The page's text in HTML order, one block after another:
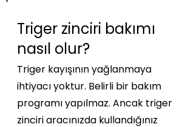
Triger zinciri bakımı
nasıl olur?
Triger kayışının yağlanmaya
ihtiyacı yoktur. Belirli bir bakım
programı yapılmaz. Ancak triger
zinciri aracınızda kullandığınız